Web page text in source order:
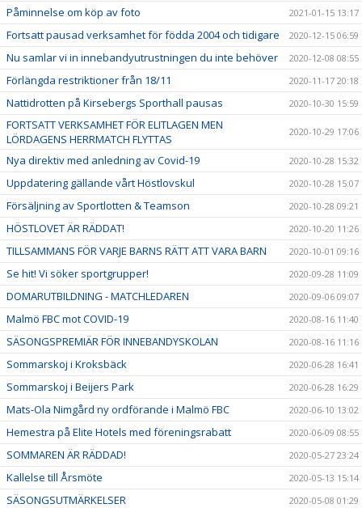
Påminnelse om köp av foto 2021-01-15 13:17
Fortsatt pausad verksamhet för födda 2004 och tidigare 2020-12-15 06:59
Nu samlar vi in innebandyutrustningen du inte behöver 2020-12-08 08:55
Förlängda restriktioner från 18/11 2020-11-17 20:18
Nattidrotten på Kirsebergs Sporthall pausas 2020-10-30 15:59
FORTSATT VERKSAMHET FÖR ELITLAGEN MEN
LÖRDAGENS HERRMATCH FLYTTAS
2020-10-29 17:06
Nya direktiv med anledning av Covid-19 2020-10-28 15:32
Uppdatering gällande vårt Höstlovskul 2020-10-28 15:07
Försäljning av Sportlotten & Teamson 2020-10-28 09:21
HÖSTLOVET ÄR RÄDDAT! 2020-10-20 11:26
TILLSAMMANS FÖR VARJE BARNS RÄTT ATT VARA BARN 2020-10-01 09:16
Se hit! Vi söker sportgrupper! 2020-09-28 11:09
DOMARUTBILDNING - MATCHLEDAREN 2020-09-06 09:07
Malmö FBC mot COVID-19 2020-08-16 11:40
SÄSONGSPREMIÄR FÖR INNEBANDYSKOLAN 2020-08-16 11:16
Sommarskoj i Kroksbäck 2020-06-28 16:41
Sommarskoj i Beijers Park 2020-06-28 16:29
Mats-Ola Nimgård ny ordförande i Malmö FBC 2020-06-10 13:02
Hemestra på Elite Hotels med föreningsrabatt 2020-06-09 08:55
SOMMAREN ÄR RÄDDAD! 2020-05-27 23:24
Kallelse till Årsmöte 2020-05-13 15:14
SÄSONGSUTMÄRKELSER 2020-05-08 01:29